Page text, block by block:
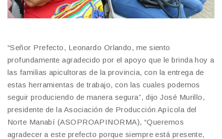
“Señor Prefecto, Leonardo Orlando, me siento
profundamente agradecido por el apoyo que le brinda hoy a
las familias apicultoras de la provincia, con la entrega de
estas herramientas de trabajo, con las cuales podemos
seguir produciendo de manera segura”, dijo José Murillo,
presidente de la Asociación de Producción Apícola del
Norte Manabí (ASOPROAPINORMA), “Queremos
agradecer a este prefecto porque siempre está presente,